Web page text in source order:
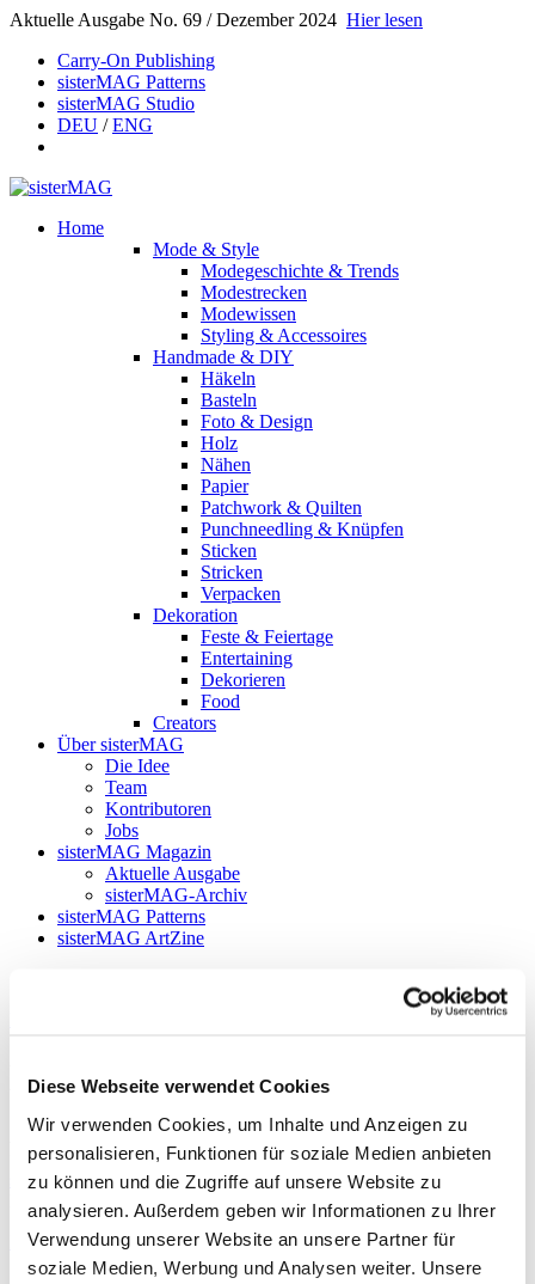
Diese Webseite verwendet Cookies
Wir verwenden Cookies, um Inhalte und Anzeigen zu
personalisieren, Funktionen für soziale Medien anbieten
zu können und die Zugriffe auf unsere Website zu
analysieren. Außerdem geben wir Informationen zu Ihrer
Verwendung unserer Website an unsere Partner für
soziale Medien, Werbung und Analysen weiter. Unsere
Aktuelle Ausgabe No. 69 / Dezember 2024 Hier lesen
Carry-On Publishing
sisterMAG Patterns
sisterMAG Studio
DEU /ENG
Home
Mode & Style
Modegeschichte & Trends
Modestrecken
Modewissen
Styling & Accessoires
Handmade & DIY
Häkeln
Basteln
Foto & Design
Holz
Nähen
Papier
Patchwork & Quilten
Punchneedling & Knüpfen
Sticken
Stricken
Verpacken
Dekoration
Feste & Feiertage
Entertaining
Dekorieren
Food
Creators
Über sisterMAG
Die Idee
Team
Kontributoren
Jobs
sisterMAG Magazin
Aktuelle Ausgabe
sisterMAG-Archiv
sisterMAG Patterns
sisterMAG ArtZine
DIY »Serviettenringe«
Auf einer festlichen Tafel darf die passende Tischdekoration nicht
fehlen! Ihr findet hier den kostenlosen Download aus unserem
sisterMAGTable of the Month-Feature: DIY »Serviettenringe aus
Kunstleder«.
Herunterladen (PDF, 40 KB)